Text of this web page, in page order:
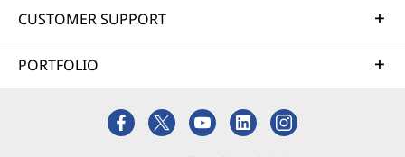
CUSTOMER SUPPORT
PORTFOLIO